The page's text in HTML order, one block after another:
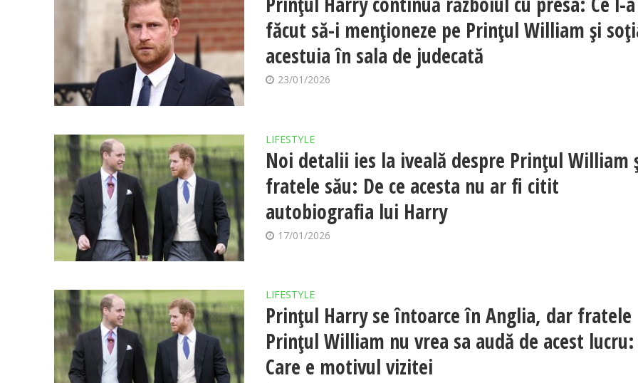
făcut să-i menționeze pe Prințul William și
acestuia în sala de judecată
23/01/2026
LIFESTYLE
Noi detalii ies la iveală despre Prințul William
fratele său: De ce acesta nu ar fi citit
autobiografia lui Harry
17/01/2026
LIFESTYLE
Prințul Harry se întoarce în Anglia, dar
Prințul William nu vrea sa audă de acest lucru:
Care e motivul vizitei